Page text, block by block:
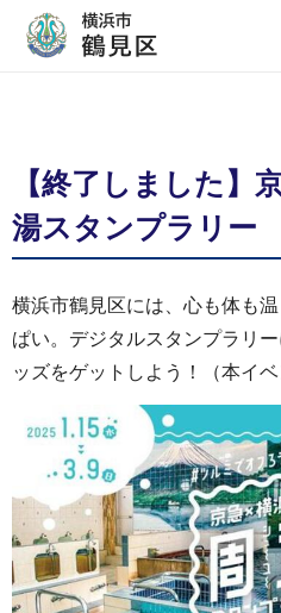
【終了しました
湯スタンプラリー
横浜市鶴見区には、心も体も
ぱい。デジタルスタンプラリ
ッズをゲットしよう！（本イ